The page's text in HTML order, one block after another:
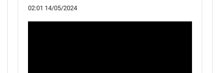
02:01 14/05/2024